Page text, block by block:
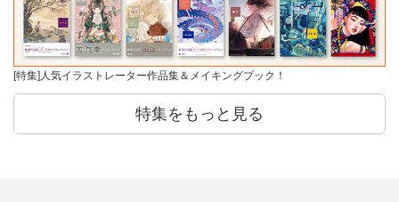
[特集]人気イラストレーター作品集＆メイキングブック！
特集をもっと見る